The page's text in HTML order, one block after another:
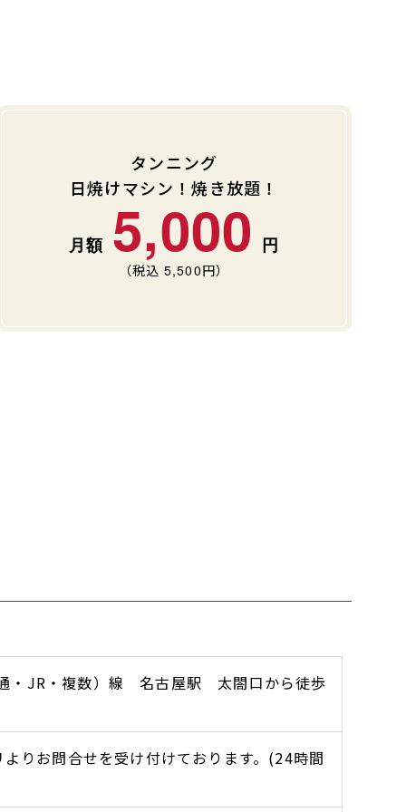
タンニング
日焼けマシン！焼き放題！
5,000
（税込 5,500円）
・JR・複数）線 名古屋駅 太閤口から徒歩
りお問合せを受け付けております。(24時間